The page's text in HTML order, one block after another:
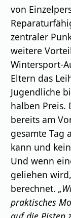
von
zentraler
weitere
Wintersport-
Eltern das
Jugendliche
halben Preis.
bereits am
gesamte Tag
kann und
Und wenn
geliehen
berechnet.
praktisches